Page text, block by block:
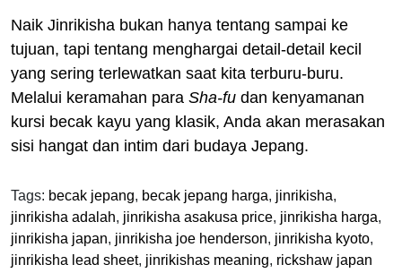
Naik Jinrikisha bukan hanya tentang sampai ke
tujuan, tapi tentang menghargai detail-detail kecil
yang sering terlewatkan saat kita terburu-buru.
Melalui keramahan para Sha-fu dan kenyamanan
kursi becak kayu yang klasik, Anda akan merasakan
sisi hangat dan intim dari budaya Jepang.
Tags: becak jepang, becak jepang harga, jinrikisha,
jinrikisha adalah, jinrikisha asakusa price, jinrikisha harga,
jinrikisha japan, jinrikisha joe henderson, jinrikisha kyoto,
jinrikisha lead sheet, jinrikishas meaning, rickshaw japan